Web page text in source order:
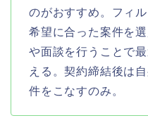
のがおすすめ。フィ
希望に合った案件を
や面談を行うことで
える。契約締結後は
件をこなすのみ。